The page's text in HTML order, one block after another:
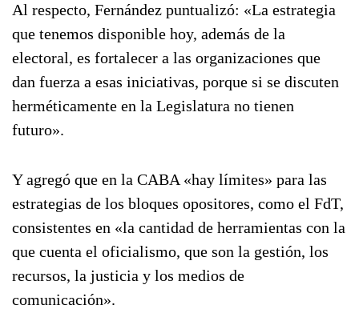
Al respecto, Fernández puntualizó: «La estrategia
que tenemos disponible hoy, además de la
electoral, es fortalecer a las organizaciones que
dan fuerza a esas iniciativas, porque si se discuten
herméticamente en la Legislatura no tienen
futuro».
Y agregó que en la CABA «hay límites» para las
estrategias de los bloques opositores, como el FdT,
consistentes en «la cantidad de herramientas con la
que cuenta el oficialismo, que son la gestión, los
recursos, la justicia y los medios de
comunicación».